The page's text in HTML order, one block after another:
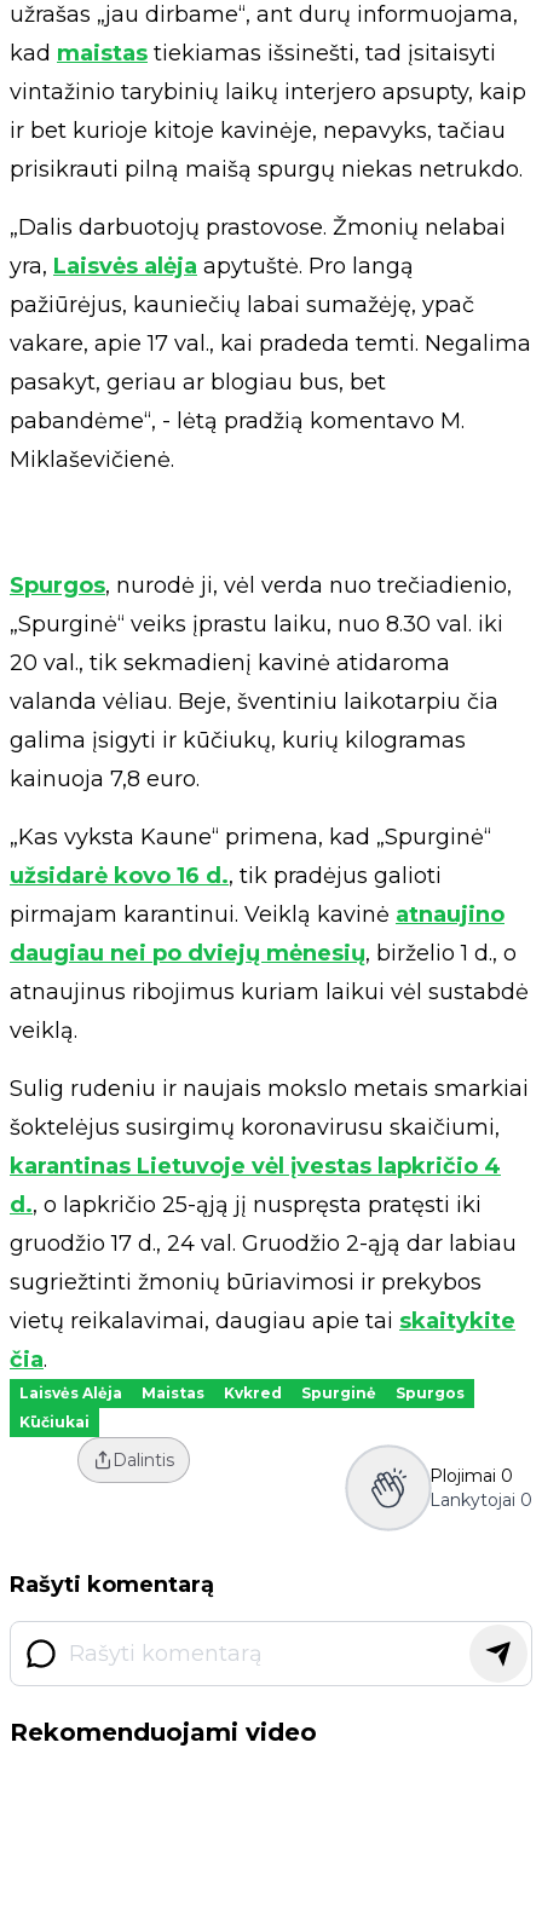
užrašas „jau dirbame“, ant durų informuojama,
kad maistas tiekiamas išsinešti, tad įsitaisyti
vintažinio tarybinių laikų interjero apsupty, kaip
ir bet kurioje kitoje kavinėje, nepavyks, tačiau
prisikrauti pilną maišą spurgų niekas netrukdo.
„Dalis darbuotojų prastovose. Žmonių nelabai
yra, Laisvės alėja apytuštė. Pro langą
pažiūrėjus, kauniečių labai sumažėję, ypač
vakare, apie 17 val., kai pradeda temti. Negalima
pasakyt, geriau ar blogiau bus, bet
pabandėme“, - lėtą pradžią komentavo M.
Miklaševičienė.
Spurgos, nurodė ji, vėl verda nuo trečiadienio,
„Spurginė“ veiks įprastu laiku, nuo 8.30 val. iki
20 val., tik sekmadienį kavinė atidaroma
valanda vėliau. Beje, šventiniu laikotarpiu čia
galima įsigyti ir kūčiukų, kurių kilogramas
kainuoja 7,8 euro.
„Kas vyksta Kaune“ primena, kad „Spurginė“
užsidarė kovo 16 d., tik pradėjus galioti
pirmajam karantinui. Veiklą kavinė atnaujino
daugiau nei po dviejų mėnesių, birželio 1 d., o
atnaujinus ribojimus kuriam laikui vėl sustabdė
veiklą.
Sulig rudeniu ir naujais mokslo metais smarkiai
šoktelėjus susirgimų koronavirusu skaičiumi,
karantinas Lietuvoje vėl įvestas lapkričio 4
d., o lapkričio 25-ąją jį nuspręsta pratęsti iki
gruodžio 17 d., 24 val. Gruodžio 2-ąją dar labiau
sugriežtinti žmonių būriavimosi ir prekybos
vietų reikalavimai, daugiau apie tai skaitykite
čia.
Laisvės Alėja Maistas Kvkred Spurginė
Spurgos
Kūčiukai
Dalintis
Plojimai 0
Lankytojai 0
Rašyti komentarą
Rekomenduojami video